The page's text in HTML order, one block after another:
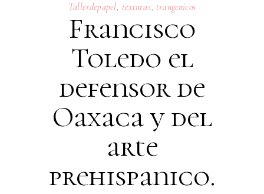
Tallerdepapel, texturas, trangenicos
Francisco
Toledo el
defensor de
Oaxaca y del
arte
prehispanico.